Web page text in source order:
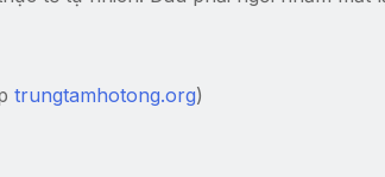
trungtamhotong.org)